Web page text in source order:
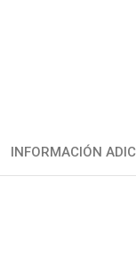
INFORMACIÓN